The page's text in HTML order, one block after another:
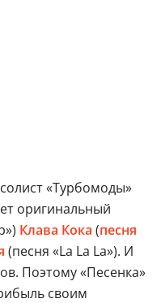
«Турбомоды»
оригинальный
Клава Кока (песня
(песня «La La La»). И
Поэтому «Песенка»
своим